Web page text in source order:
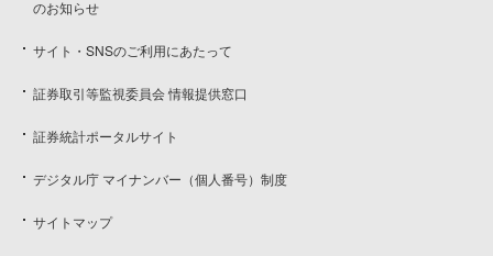
のお知らせ
サイト・SNSのご利用にあたって
証券取引等監視委員会 情報提供窓口
証券統計ポータルサイト
デジタル庁 マイナンバー（個人番号）制度
サイトマップ